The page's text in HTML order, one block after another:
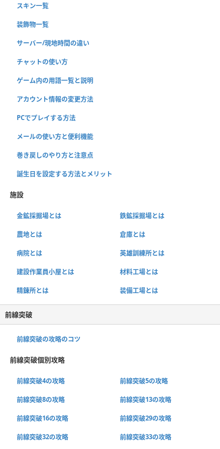
スキン一覧
装飾物一覧
サーバー/現地時間の違い
チャットの使い方
ゲーム内の用語一覧と説明
アカウント情報の変更方法
PCでプレイする方法
メールの使い方と便利機能
巻き戻しのやり方と注意点
誕生日を設定する方法とメリット
施設
金鉱採掘場とは 鉄鉱採掘場とは
農地とは 倉庫とは
病院とは 英雄訓練所とは
建設作業員小屋とは 材料工場とは
精錬所とは 装備工場とは
前線突破
前線突破の攻略のコツ
前線突破個別攻略
前線突破4の攻略 前線突破5の攻略
前線突破8の攻略 前線突破13の攻略
前線突破16の攻略 前線突破29の攻略
前線突破32の攻略 前線突破33の攻略